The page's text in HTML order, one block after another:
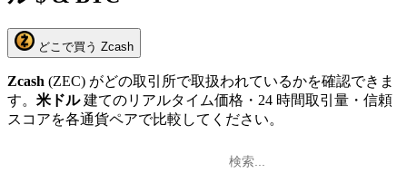
どこで買う Zcash
Zcash (ZEC) がどの取引所で取扱われているかを確認できま
す。 米ドル建てのリアルタイム価格・24 時間取引量・信頼
スコアを各通貨ペアで比較してください。